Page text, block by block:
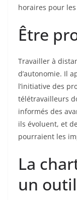
horaires pour
Être
Travailler à
d’autonomie. Il
l’initiative des
télétravailleurs
informés des
ils évoluent, et
pourraient les
La
un